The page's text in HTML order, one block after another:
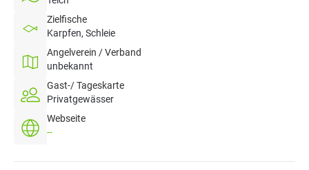
Zielfische
Karpfen, Schleie
Angelverein / Verband
unbekannt
Gast-/ Tageskarte
Privatgewässer
Webseite
--